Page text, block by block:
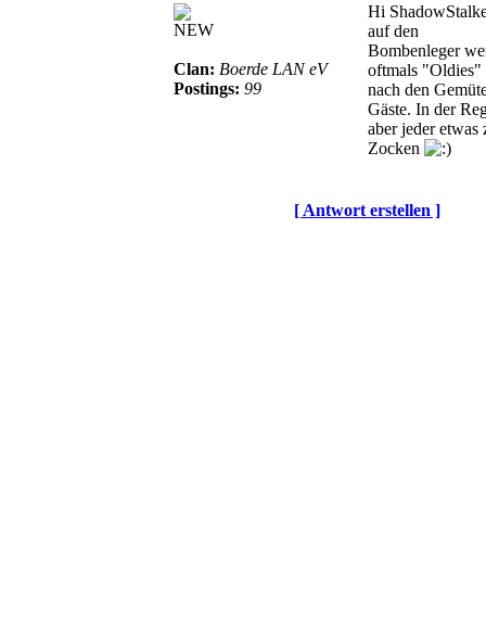
NEW
Clan: Boerde LAN eV
Postings: 99
Hi
auf den
Bombenleger
oftmals "Oldies"
nach den
Gäste. In der
aber jeder etwas
Zocken
[ Antwort erstellen ]